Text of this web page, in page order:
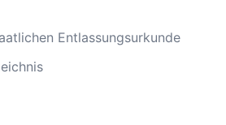
Entlassungsurkunde